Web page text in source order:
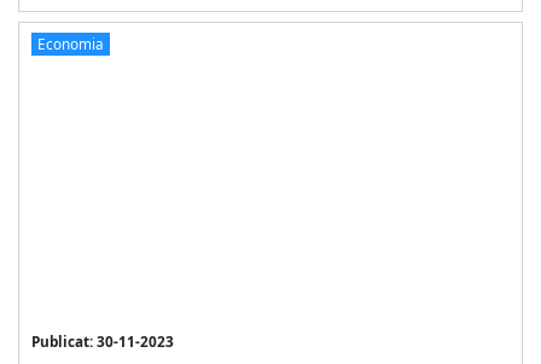
Economia
Publicat: 30-11-2023